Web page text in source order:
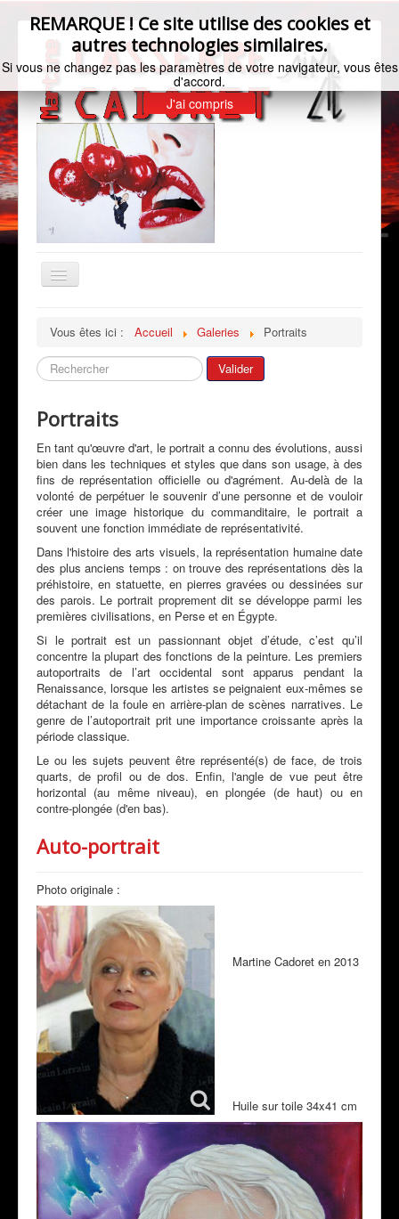
Basculer
la
Galeries
Mon Actualité
Revue de Presse
Peintres & Amis
Livre d'Or
Contact
Prestations
Vous êtes ici : Accueil Galeries Portraits
REMARQUE ! Ce site utilise des cookies et
autres technologies similaires.
Si vous ne changez pas les paramètres de votre navigateur, vous êtes
d'accord.
J'ai compris
Rechercher Valider
Portraits
En tant qu'œuvre d'art, le portrait a connu des évolutions, aussi
bien dans les techniques et styles que dans son usage, à des
fins de représentation officielle ou d'agrément. Au-delà de la
volonté de perpétuer le souvenir d’une personne et de vouloir
créer une image historique du commanditaire, le portrait a
souvent une fonction immédiate de représentativité.
Dans l'histoire des arts visuels, la représentation humaine date
des plus anciens temps : on trouve des représentations dès la
préhistoire, en statuette, en pierres gravées ou dessinées sur
des parois. Le portrait proprement dit se développe parmi les
premières civilisations, en Perse et en Égypte.
Si le portrait est un passionnant objet d’étude, c’est qu’il
concentre la plupart des fonctions de la peinture. Les premiers
autoportraits de l’art occidental sont apparus pendant la
Renaissance, lorsque les artistes se peignaient eux-mêmes se
détachant de la foule en arrière-plan de scènes narratives. Le
genre de l’autoportrait prit une importance croissante après la
période classique.
Le ou les sujets peuvent être représenté(s) de face, de trois
quarts, de profil ou de dos. Enfin, l'angle de vue peut être
horizontal (au même niveau), en plongée (de haut) ou en
contre-plongée (d'en bas).
Auto-portrait
Photo originale :
Martine Cadoret en 2013
Huile sur toile 34x41 cm